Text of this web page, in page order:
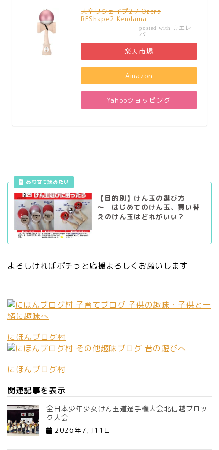
大空リシェイプ2 / Ozora
REShape2 Kendama
posted with カエレ
バ
楽天市場
Amazon
Yahooショッピング
あわせて読みたい
【目的別】けん玉の選び方
～ はじめてのけん玉、買い替
えのけん玉はどれがいい？
よろしければポチっと応援よろしくお願いします
にほんブログ村
にほんブログ村
関連記事を表示
全日本少年少女けん玉道選手権大会北信越ブロッ
ク大会
2026年7月11日